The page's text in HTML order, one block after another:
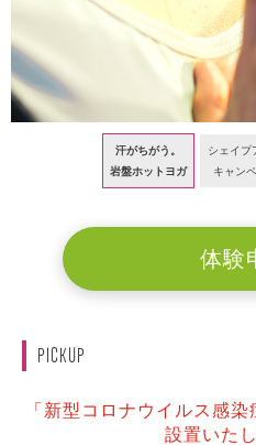
汗がちがう。
岩盤ホットヨガ
シェイプ
キャン
体験
PICKUP
「新型コロナウイルス感
設置いた